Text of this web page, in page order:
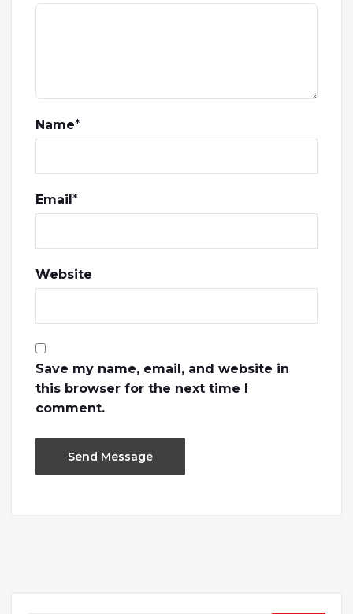
Name*
Email*
Website
Save my name, email, and website in
this browser for the next time I
comment.